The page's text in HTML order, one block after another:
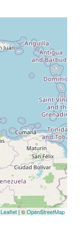
Leaflet | ©OpenStreetMap